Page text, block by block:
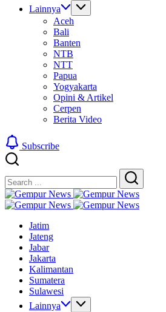
Lainnya
Aceh
Bali
Banten
NTB
NTT
Papua
Yogyakarta
Opini & Artikel
Cerpen
Berita Video
Subscribe
Search
Search
Gempur
News
Jelajah
Dunia
Tanpa
Batas
Gempur
Informasi
Dunia
Tanpa
Batas
Jatim
Jateng
Jabar
Jakarta
Kalimantan
Sumatera
Sulawesi
Lainnya